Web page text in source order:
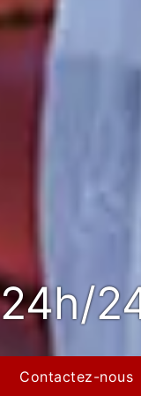
Contactez-nous